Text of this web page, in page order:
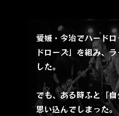
愛媛・今治でハード
ドローズ」を組み、
した。
でも、ある時ふと「
思い込んでしまった。